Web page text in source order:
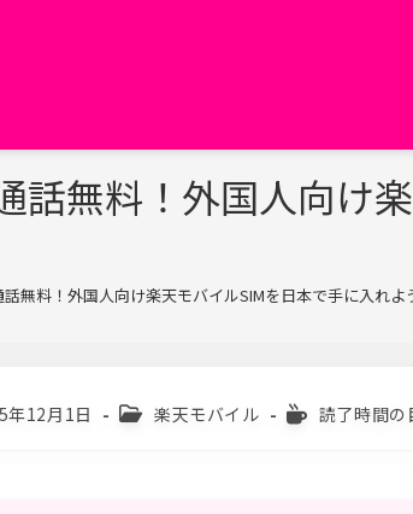
話無料！外国人向け
無料！外国人向け楽天モバイルSIMを日本で手に入れよ
年12月1日
投
楽天モバイル
読
読了時間の